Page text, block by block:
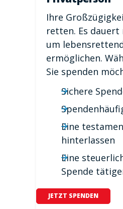
Ihre
retten. Es
um
ermöglichen.
Sie spenden
Sichere
Eine
hinterlassen
Eine
Spende
JETZT SPENDEN